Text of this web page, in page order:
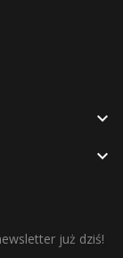


już dziś!